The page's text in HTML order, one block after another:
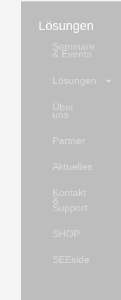
Lösungen
Seminare
& Events
Lösungen
Über
uns
Partner
Aktuelles
Kontakt
&
Support
SHOP
SEEside